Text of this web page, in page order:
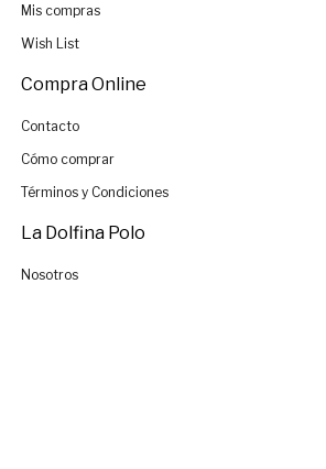
Mis compras
Wish List
Compra Online
Contacto
Cómo comprar
Términos y Condiciones
La Dolfina Polo
Nosotros